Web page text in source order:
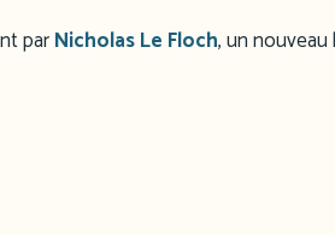
parNicholas Le Floch, un